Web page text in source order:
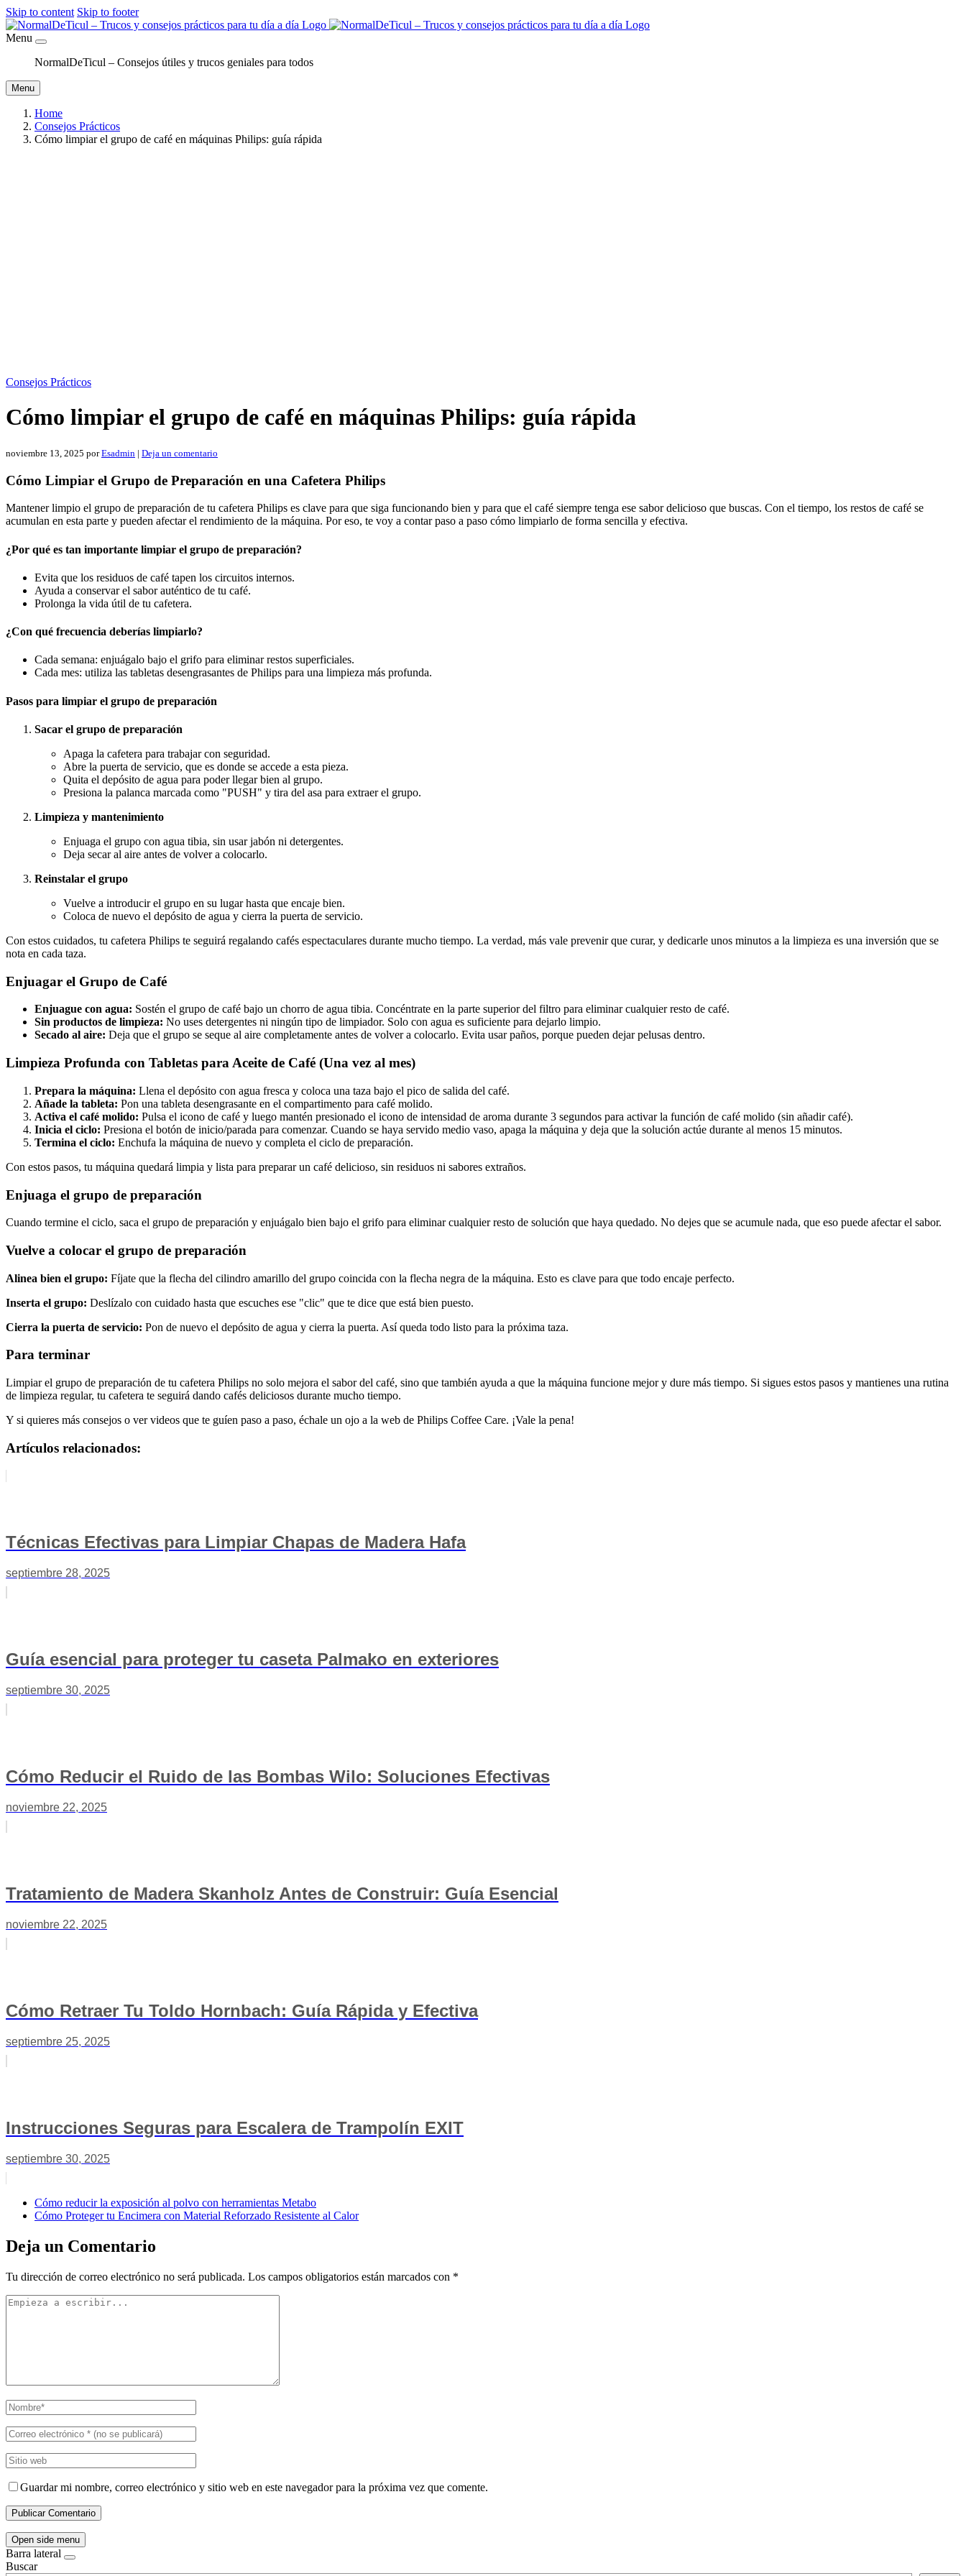
Skip to content Skip to footer
Menu
NormalDeTicul – Consejos útiles y trucos geniales para todos
Menu
Home
Consejos Prácticos
Cómo limpiar el grupo de café en máquinas Philips: guía rápida
Consejos Prácticos
Cómo limpiar el grupo de café en máquinas Philips: guía rápida
noviembre 13, 2025 porEsadmin | Deja un comentario
Cómo Limpiar el Grupo de Preparación en una Cafetera Philips
Mantener limpio el grupo de preparación de tu cafetera Philips es clave para que siga funcionando bien y para que el café siempre tenga ese sabor delicioso que buscas. Con el tiempo, los restos de café se
acumulan en esta parte y pueden afectar el rendimiento de la máquina. Por eso, te voy a contar paso a paso cómo limpiarlo de forma sencilla y efectiva.
¿Por qué es tan importante limpiar el grupo de preparación?
Evita que los residuos de café tapen los circuitos internos.
Ayuda a conservar el sabor auténtico de tu café.
Prolonga la vida útil de tu cafetera.
¿Con qué frecuencia deberías limpiarlo?
Cada semana: enjuágalo bajo el grifo para eliminar restos superficiales.
Cada mes: utiliza las tabletas desengrasantes de Philips para una limpieza más profunda.
Pasos para limpiar el grupo de preparación
Sacar el grupo de preparación
Apaga la cafetera para trabajar con seguridad.
Abre la puerta de servicio, que es donde se accede a esta pieza.
Quita el depósito de agua para poder llegar bien al grupo.
Presiona la palanca marcada como "PUSH" y tira del asa para extraer el grupo.
Limpieza y mantenimiento
Enjuaga el grupo con agua tibia, sin usar jabón ni detergentes.
Deja secar al aire antes de volver a colocarlo.
Reinstalar el grupo
Vuelve a introducir el grupo en su lugar hasta que encaje bien.
Coloca de nuevo el depósito de agua y cierra la puerta de servicio.
Con estos cuidados, tu cafetera Philips te seguirá regalando cafés espectaculares durante mucho tiempo. La verdad, más vale prevenir que curar, y dedicarle unos minutos a la limpieza es una inversión que se
nota en cada taza.
Enjuagar el Grupo de Café
Enjuague con agua: Sostén el grupo de café bajo un chorro de agua tibia. Concéntrate en la parte superior del filtro para eliminar cualquier resto de café.
Sin productos de limpieza: No uses detergentes ni ningún tipo de limpiador. Solo con agua es suficiente para dejarlo limpio.
Secado al aire: Deja que el grupo se seque al aire completamente antes de volver a colocarlo. Evita usar paños, porque pueden dejar pelusas dentro.
Limpieza Profunda con Tabletas para Aceite de Café (Una vez al mes)
Prepara la máquina: Llena el depósito con agua fresca y coloca una taza bajo el pico de salida del café.
Añade la tableta: Pon una tableta desengrasante en el compartimento para café molido.
Activa el café molido: Pulsa el icono de café y luego mantén presionado el icono de intensidad de aroma durante 3 segundos para activar la función de café molido (sin añadir café).
Inicia el ciclo: Presiona el botón de inicio/parada para comenzar. Cuando se haya servido medio vaso, apaga la máquina y deja que la solución actúe durante al menos 15 minutos.
Termina el ciclo: Enchufa la máquina de nuevo y completa el ciclo de preparación.
Con estos pasos, tu máquina quedará limpia y lista para preparar un café delicioso, sin residuos ni sabores extraños.
Enjuaga el grupo de preparación
Cuando termine el ciclo, saca el grupo de preparación y enjuágalo bien bajo el grifo para eliminar cualquier resto de solución que haya quedado. No dejes que se acumule nada, que eso puede afectar el sabor.
Vuelve a colocar el grupo de preparación
Alinea bien el grupo: Fíjate que la flecha del cilindro amarillo del grupo coincida con la flecha negra de la máquina. Esto es clave para que todo encaje perfecto.
Inserta el grupo: Deslízalo con cuidado hasta que escuches ese "clic" que te dice que está bien puesto.
Cierra la puerta de servicio: Pon de nuevo el depósito de agua y cierra la puerta. Así queda todo listo para la próxima taza.
Para terminar
Limpiar el grupo de preparación de tu cafetera Philips no solo mejora el sabor del café, sino que también ayuda a que la máquina funcione mejor y dure más tiempo. Si sigues estos pasos y mantienes una rutina
de limpieza regular, tu cafetera te seguirá dando cafés deliciosos durante mucho tiempo.
Y si quieres más consejos o ver videos que te guíen paso a paso, échale un ojo a la web de Philips Coffee Care. ¡Vale la pena!
Artículos relacionados:
Técnicas Efectivas para Limpiar Chapas de Madera Hafa
septiembre 28, 2025
Guía esencial para proteger tu caseta Palmako en exteriores
septiembre 30, 2025
Cómo Reducir el Ruido de las Bombas Wilo: Soluciones Efectivas
noviembre 22, 2025
Tratamiento de Madera Skanholz Antes de Construir: Guía Esencial
noviembre 22, 2025
Cómo Retraer Tu Toldo Hornbach: Guía Rápida y Efectiva
septiembre 25, 2025
Instrucciones Seguras para Escalera de Trampolín EXIT
septiembre 30, 2025
Cómo reducir la exposición al polvo con herramientas Metabo
Cómo Proteger tu Encimera con Material Reforzado Resistente al Calor
Deja un Comentario
Tu dirección de correo electrónico no será publicada. Los campos obligatorios están marcados con *
Guardar mi nombre, correo electrónico y sitio web en este navegador para la próxima vez que comente.
Open side menu
Barra lateral
Buscar